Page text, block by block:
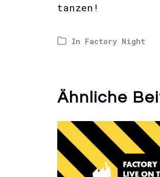
tanzen!
In Factory Night
Ähnliche